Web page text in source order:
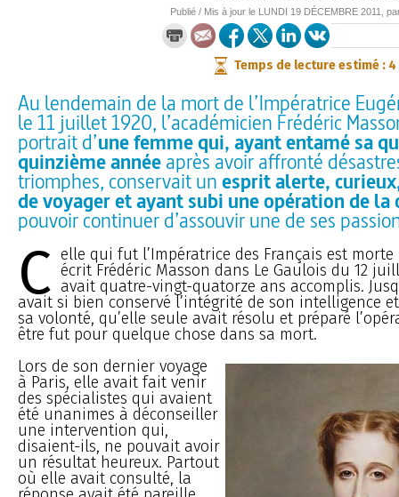
Publié / Mis à jour le LUNDI 19 DÉCEMBRE 2011 ,
Temps de lecture estimé : 4
Au lendemain de la mort de l’Impératrice
le 11 juillet 1920, l’académicien Frédéric
portrait d’une femme qui, ayant entamé sa
quinzième annéeaprès avoir affronté
triomphes, conservait unesprit alerte,
de voyager et ayant subi une opération de la
pouvoir continuer d’assouvir une de ses
C elle qui fut l’Impératrice des Français est
écrit Frédéric Masson dans Le Gaulois du 12
avait quatre-vingt-quatorze ans accomplis.
avait si bien conservé l’intégrité de son intelligence
sa volonté, qu’elle seule avait résolu et préparé
être fut pour quelque chose dans sa mort.
Lors de son dernier voyage
à Paris, elle avait fait venir
des spécialistes qui avaient
été unanimes à déconseiller
une intervention qui,
disaient-ils, ne pouvait avoir
un résultat heureux. Partout
où elle avait consulté, la